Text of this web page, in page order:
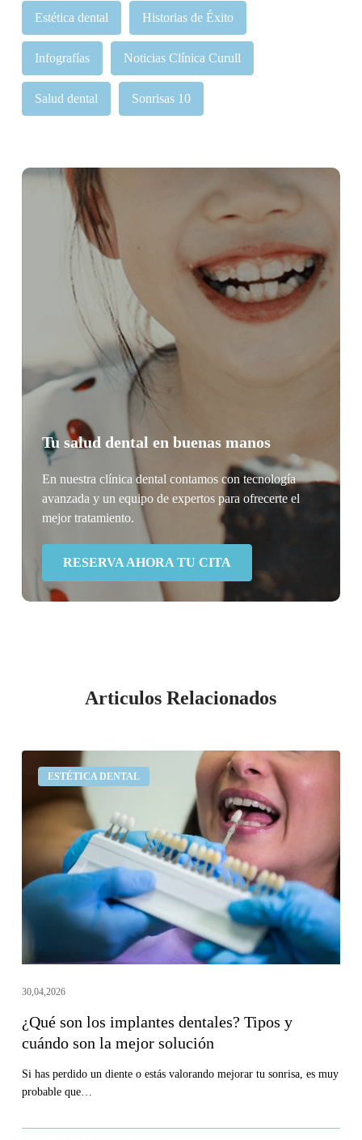
Estética dental Historias de Éxito
Infografías Noticias Clínica Curull
Salud dental Sonrisas 10
Tu salud dental en buenas manos
En nuestra clínica dental contamos con tecnología
avanzada y un equipo de expertos para ofrecerte el
mejor tratamiento.
RESERVA AHORA TU CITA
Articulos Relacionados
ESTÉTICA DENTAL
son
los
dentales?
Tipos
y
la
mejor
30,04,2026
¿Qué son los implantes dentales? Tipos y
cuándo son la mejor solución
Si has perdido un diente o estás valorando mejorar tu sonrisa, es muy
probable que…